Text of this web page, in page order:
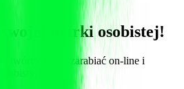
marki osobistej!
twórcy mogą zarabiać on-line i